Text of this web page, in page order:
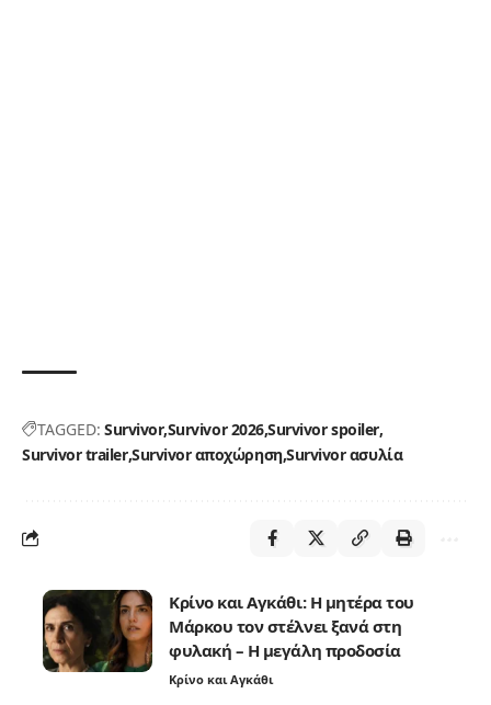
TAGGED: SurvivorSurvivor 2026Survivor spoiler
Survivor trailerSurvivor αποχώρησηSurvivor ασυλία
Κρίνο και Αγκάθι: Η μητέρα του
Μάρκου τον στέλνει ξανά στη
φυλακή – Η μεγάλη προδοσία
Κρίνο και Αγκάθι